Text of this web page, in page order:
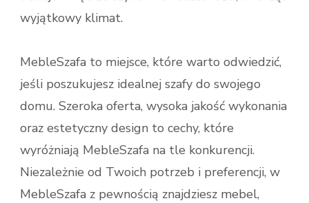
wyjątkowy klimat.
MebleSzafa to miejsce, które warto odwiedzić,
jeśli poszukujesz idealnej szafy do swojego
domu. Szeroka oferta, wysoka jakość wykonania
oraz estetyczny design to cechy, które
wyróżniają MebleSzafa na tle konkurencji.
Niezależnie od Twoich potrzeb i preferencji, w
MebleSzafa z pewnością znajdziesz mebel,